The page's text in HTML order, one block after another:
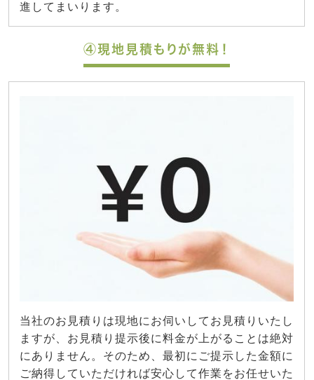
進してまいります。
④現地見積もりが無料！
当社のお見積りは現地にお伺いしてお見積りいたし
ますが、お見積り提示後に料金が上がることは絶対
にありません。そのため、最初にご提示した金額に
ご納得していただければ安心して作業をお任せいた